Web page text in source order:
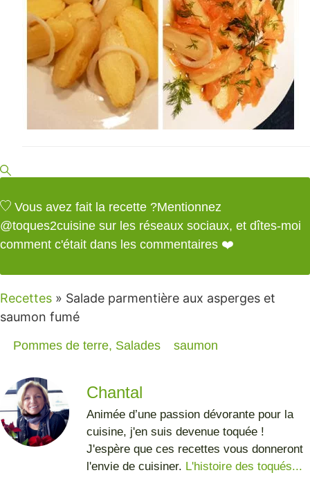
Vous avez fait la recette ?Mentionnez
@toques2cuisine sur les réseaux sociaux, et dîtes-moi
comment c'était dans les commentaires ❤️
Recettes » Salade parmentière aux asperges et
saumon fumé
Pommes de terre, Salades saumon
Chantal
Animée d’une passion dévorante pour la
cuisine, j'en suis devenue toquée !
J'espère que ces recettes vous donneront
l'envie de cuisiner. L'histoire des toqués...